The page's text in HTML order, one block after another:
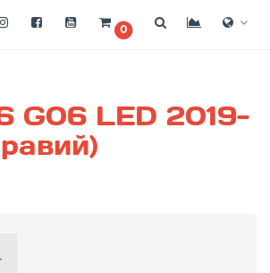
0
G06 LED 2019-